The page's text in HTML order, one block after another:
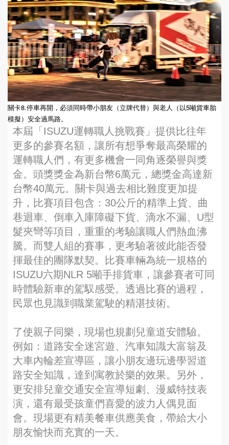
關卡8.停車再開，必須同時帶小朋友（立牌代替）與老人（以5噸貨車胎
模擬）安全過馬路。
本屆「ISUZU運轉職人挑戰賽」提供比往年
更多的參賽名額，讓所有想爭奪最高榮耀的
運轉職人們，有更多機會一同角逐榮譽與獎
金。頭獎獎金為新台幣6萬元，總獎金高達新
台幣40萬元。關卡與過去相比難度更加提
升，比賽項目包含：30公斤的精準上貨、曲
巷迴車、倒車入庫障礙下貨、滴水不漏、U型
髮夾彎等項目，重重的考驗讓職人們熱血沸
騰。而雙人組的賽事，更考驗著彼此能否發
揮最佳的團隊默契。比賽車輛為統一規格的
ISUZU六期NLR 5噸手排貨車，讓參賽者可同
時體驗新車的駕馭感受。透過比賽的過程，
民眾也見識到職業駕駛的精湛技術。
了使親子同樂，現場也規劃兒童道安體驗。
例如：道路安全迷宮遊、汽車知識大富翁及
大車內輪差宣導區，讓小朋友邊玩邊學習道
路安全知識，達到寓教於樂的效果。另外，
更安排兒童交通安全宣導短劇、漫威特技表
演，還有最受孩童們喜愛的波力人偶見面
會。現場更有精美餐車供應美食，帶給大小
朋友愉快而充實的一天。